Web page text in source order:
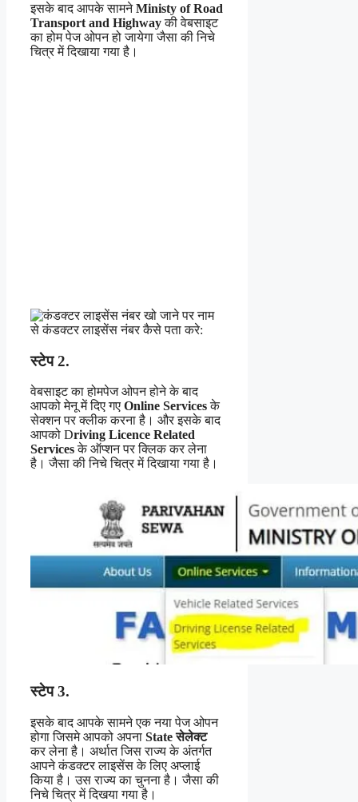
इसके बाद आपके सामनेMinisty of Road
Transport and Highwayकी वेबसाइट
का होम पेज ओपन हो जायेगा जैसा की निचे
चित्र में दिखाया गया है।
स्टेप 2.
वेबसाइट का होमपेज ओपन होने के बाद
आपको मेनू में दिए गए Online Servicesके
सेक्शन पर क्लीक करना है। और इसके बाद
आपको Driving Licence Related
Servicesके ऑप्शन पर क्लिक कर लेना
है। जैसा की निचे चित्र में दिखाया गया है।
स्टेप 3.
इसके बाद आपके सामने एक नया पेज ओपन
होगा जिसमे आपको अपना State सेलेक्ट
कर लेना है। अर्थात जिस राज्य के अंतर्गत
आपने कंडक्टर लाइसेंस के लिए अप्लाई
किया है। उस राज्य का चुनना है। जैसा की
निचे चित्र में दिखया गया है।